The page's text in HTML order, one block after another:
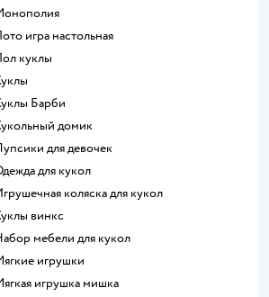
Монополия
Лото игра настольная
Лол куклы
Куклы
Куклы Барби
Кукольный домик
Пупсики для девочек
Одежда для кукол
Игрушечная коляска для кукол
Куклы винкс
Набор мебели для кукол
Мягкие игрушки
Мягкая игрушка мишка